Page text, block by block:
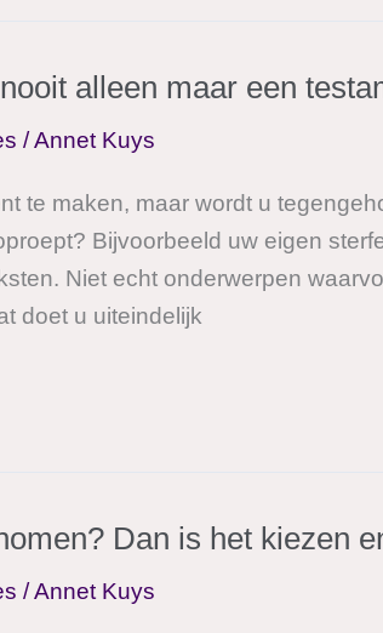
alleen maar een
/Annet Kuys
te maken, maar wordt u
Bijvoorbeeld uw eigen
Niet echt onderwerpen
doet u uiteindelijk
Dan is het kiezen
/Annet Kuys